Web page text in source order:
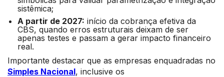
sistêmica;
A partir de 2027: início da cobrança efetiva da
CBS, quando erros estruturais deixam de ser
apenas testes e passam a gerar impacto financeiro
real.
Importante destacar que as empresas enquadradas no
Simples Nacional, inclusive os